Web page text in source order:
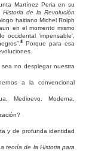
Martínez Peria en su
Historia de la Revolución
haitiano Michel Rolph
en el momento mismo
occidental 'impensable',
”. 8 Porque para esa
no desplegar nuestra
a la convencional
Medioevo, Moderna,
y de profunda identidad
teoría de la Historia para